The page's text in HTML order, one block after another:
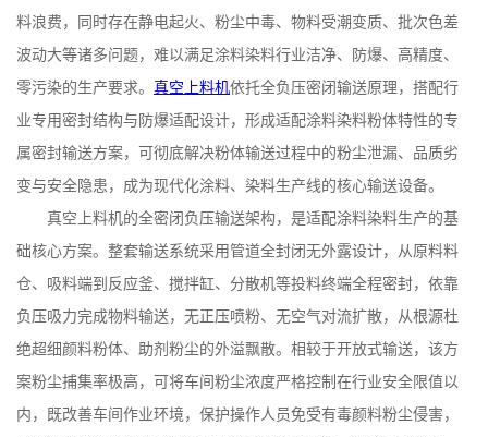
料浪费，同时存在静电起火、粉尘中毒、物料受潮变质、批次色差
波动大等诸多问题，难以满足涂料染料行业洁净、防爆、高精度、
零污染的生产要求。 真空上料机依托全负压密闭输送原理，搭配行
业专用密封结构与防爆适配设计，形成适配涂料染料粉体特性的专
属密封输送方案，可彻底解决粉体输送过程中的粉尘泄漏、品质劣
变与安全隐患，成为现代化涂料、染料生产线的核心输送设备。
真空上料机的全密闭负压输送架构，是适配涂料染料生产的基
础核心方案。整套输送系统采用管道全封闭无外露设计，从原料料
仓、吸料端到反应釜、搅拌缸、分散机等投料终端全程密封，依靠
负压吸力完成物料输送，无正压喷粉、无空气对流扩散，从根源杜
绝超细颜料粉体、助剂粉尘的外溢飘散。相较于开放式输送，该方
案粉尘捕集率极高，可将车间粉尘浓度严格控制在行业安全限值以
内，既改善车间作业环境，保护操作人员免受有毒颜料粉尘侵害，